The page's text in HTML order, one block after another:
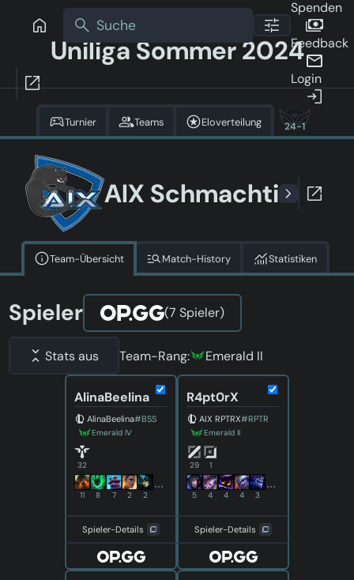
Uniliga Sommer 2024
Spenden
Feedback
Login
Turnier Teams Eloverteilung 24-1
AIX Schmachti
Team-Übersicht Match-History Statistiken
Spieler (7 Spieler)
Stats aus Team-Rang: Emerald II
AlinaBeelina
AlinaBeelina#BSS
Emerald IV
32
11 8 7 2 2
Spieler-Details
R4pt0rX
AIX RPTRX#RPTR
Emerald II
29 1
5 4 4 4 3
Spieler-Details